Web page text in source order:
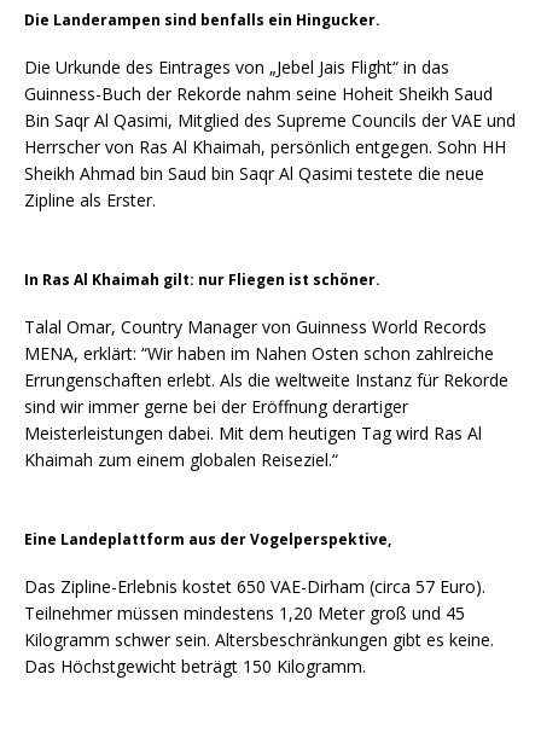
Die Landerampen sind benfalls ein Hingucker.
Die Urkunde des Eintrages von „Jebel Jais Flight“ in das
Guinness-Buch der Rekorde nahm seine Hoheit Sheikh Saud
Bin Saqr Al Qasimi, Mitglied des Supreme Councils der VAE und
Herrscher von Ras Al Khaimah, persönlich entgegen. Sohn HH
Sheikh Ahmad bin Saud bin Saqr Al Qasimi testete die neue
Zipline als Erster.
In Ras Al Khaimah gilt: nur Fliegen ist schöner.
Talal Omar, Country Manager von Guinness World Records
MENA, erklärt: “Wir haben im Nahen Osten schon zahlreiche
Errungenschaften erlebt. Als die weltweite Instanz für Rekorde
sind wir immer gerne bei der Eröffnung derartiger
Meisterleistungen dabei. Mit dem heutigen Tag wird Ras Al
Khaimah zum einem globalen Reiseziel.“
Eine Landeplattform aus der Vogelperspektive,
Das Zipline-Erlebnis kostet 650 VAE-Dirham (circa 57 Euro).
Teilnehmer müssen mindestens 1,20 Meter groß und 45
Kilogramm schwer sein. Altersbeschränkungen gibt es keine.
Das Höchstgewicht beträgt 150 Kilogramm.